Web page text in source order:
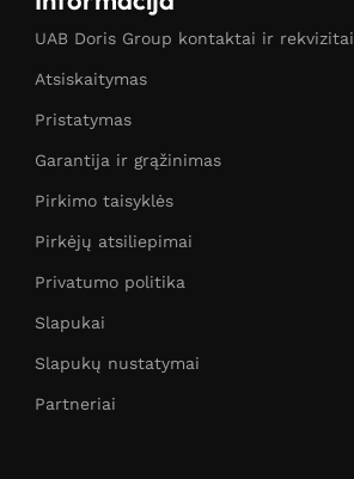
UAB Doris Group kontaktai ir rekvizitai
Atsiskaitymas
Pristatymas
Garantija ir grąžinimas
Pirkimo taisyklės
Pirkėjų atsiliepimai
Privatumo politika
Slapukai
Slapukų nustatymai
Partneriai